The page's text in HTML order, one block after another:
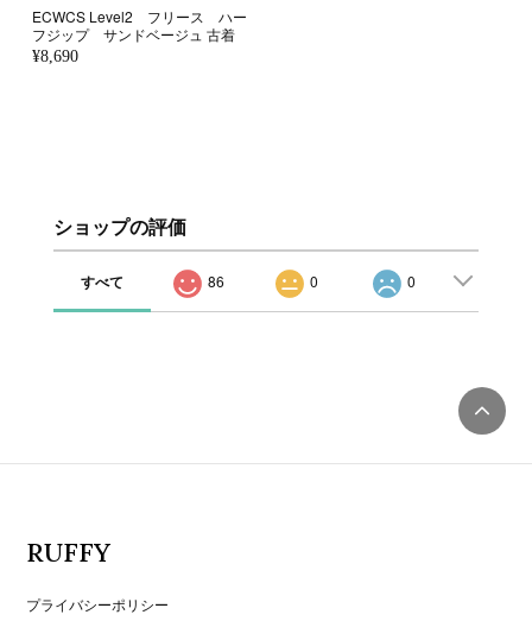
ECWCS Level2 フリース ハー
フジップ サンドベージュ 古着
¥8,690
ショップの評価
すべて 86 0 0
RUFFY
プライバシーポリシー